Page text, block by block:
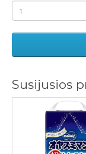
Susijusios